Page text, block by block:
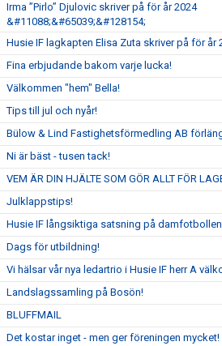
Irma ”Pirlo” Djulovic skriver på för år 2024
&#11088;&#65039;&#128154;
Husie IF lagkapten Elisa Zuta skriver på för år
Fina erbjudande bakom varje lucka!
Välkommen "hem" Bella!
Tips till jul och nyår!
Bülow & Lind Fastighetsförmedling AB
Ni är bäst - tusen tack!
VEM ÄR DIN HJÄLTE SOM GÖR ALLT FÖR
Julklappstips!
Husie IF långsiktiga satsning på
Dags för utbildning!
Vi hälsar vår nya ledartrio i Husie IF herr A
Landslagssamling på Bosön!
BLUFFMAIL
Det kostar inget - men ger föreningen mycket!